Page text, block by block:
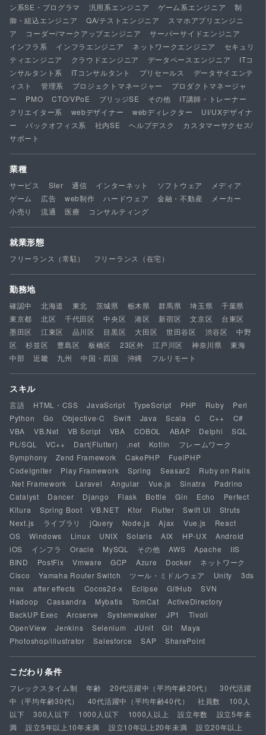
ン系SE・プログラマ
汎用系エンジニア ゲーム系エンジニア
制
御・組込エンジニア
QA/テストエンジニア
スマホアプリエンジニ
ア
コーダー/マークアップエンジニア
サーバーサイドエンジニア
インフラ系
インフラエンジニア ネットワークエンジニア
セキュリ
ティエンジニア
クラウドエンジニア データベースエンジニア
ITコ
ンサルタント系
ITコンサルタント プリセールス
データサイエンテ
ィスト
管理系 プロジェクトマネージャー
プロダクトマネージャ
ー
PMO CTO/VPoE ブリッジSE その他
IT講師・トレーナー
クリエイター系
webデザイナー webディレクター
UI/UXデザイナ
ー
バックオフィス系 社内SE ヘルプデスク
カスタマーサクセス/
サポート
業種
サービス SIer 通信 インターネット ソフトウェア
メディア
ゲーム
広告 web制作 ハードウェア 金融・不動産
メーカー
小売り
流通 医療 コンサルティング
就業形態
フリーランス（常駐） フリーランス（在宅）
勤務地
確認中 北海道 東北 茨城県 栃木県 群馬県 埼玉県
千葉県
東京都
北区 千代田区 中央区 港区 新宿区 文京区
台東区
墨田区
江東区 品川区 目黒区 大田区 世田谷区 渋谷区
中野
区
杉並区 豊島区 板橋区 23区外 江戸川区 神奈川県
東海
中部
近畿 九州 中国・四国 沖縄 フルリモート
スキル
言語 HTML・CSS JavaScript TypeScript PHP Ruby
Perl
Python
Go Objective-C Swift Java Scala C C++
C#
VBA
VB.Net VB Script VBA COBOL ABAP Delphi
SQL
PL/SQL
VC++ Dart(Flutter) .net Kotlin
フレームワーク
Symphony
Zend Framework CakePHP
FuelPHP
CodeIgniter
Play Framework Spring Seasar2
Ruby on Rails
.Net Framework
Laravel Angular Vue.js Sinatra
Padrino
Catalyst
Dancer Django Flask Bottle Gin Echo
Perfect
Kitura
Spring Boot VB.NET Ktor Flutter Swift UI
Struts
Next.js
ライブラリ jQuery Node.js Ajax Vue.js
React
OS
Windows Linux UNIX Solaris AIX HP-UX
Android
iOS
インフラ Oracle MySQL その他 AWS Apache
IIS
BIND
PostFix Vmware GCP Azure Docker
ネットワーク
Cisco
Yamaha Router Switch ツール・ミドルウェア Unity
3ds
max
after effects Cocos2d-x Eclipse GitHub
SVN
Hadoop
Cassandra Mybatis TomCat
ActiveDirectory
BackUP Exec
Arcserve Systemwalker JP1
Tivoli
OpenView
Jenkins Selenium JUnit Git
Maya
Photoshop/illustrator
Salesforce SAP SharePoint
こだわり条件
フレックスタイム制 年齢 20代活躍中（平均年齢20代）
30代活躍
中（平均年齢30代）
40代活躍中（平均年齢40代） 社員数
100人
以下
300人以下 1000人以下 1000人以上 設立年数
設立5年未
満
設立5年以上10年未満 設立10年以上20年未満 設立20年以上